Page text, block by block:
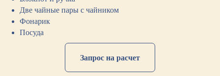
Две чайные пары с чайником
Фонарик
Посуда
Запрос на расчет